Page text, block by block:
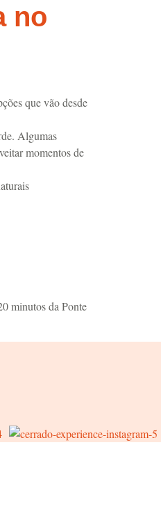
no
que vão desde
Algumas
momentos de
minutos da Ponte